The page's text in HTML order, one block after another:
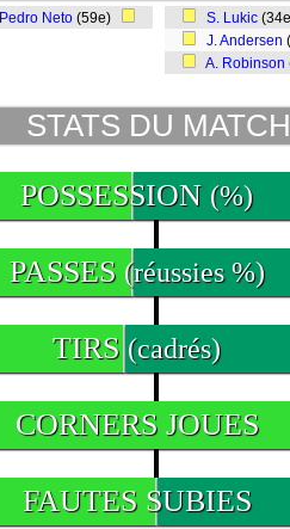
Pedro Neto (59e) S. Lukic
J. Andersen
A. Robinson
STATS DU MATCH
POSSESSION (%)
PASSES (réussies %)
TIRS (cadrés)
CORNERS JOUES
FAUTES SUBIES